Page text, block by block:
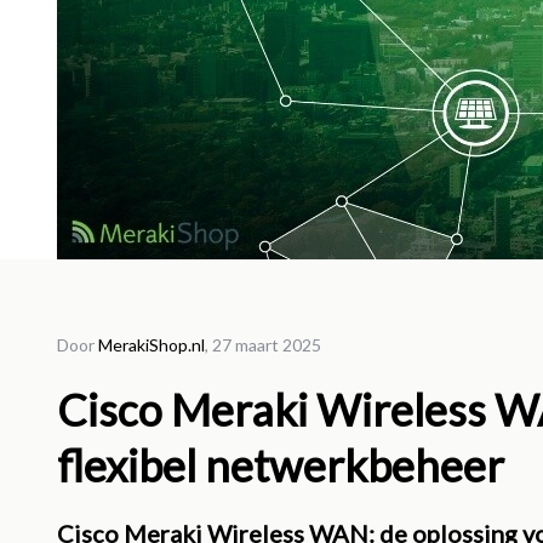
DoorMerakiShop.nl, 27 maart 2025
Cisco Meraki Wireless
flexibel netwerkbeheer
Cisco Meraki Wireless WAN: de oplossing